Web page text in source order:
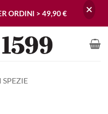
SPEZIE
ORDINI > 49,90 €